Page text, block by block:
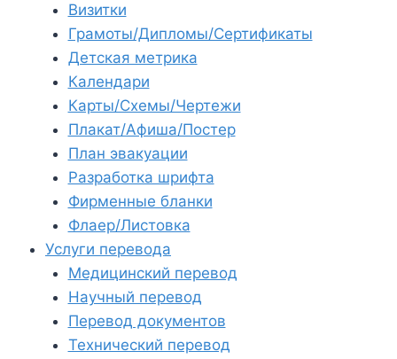
Визитки
Грамоты/Дипломы/Сертификаты
Детская метрика
Календари
Карты/Схемы/Чертежи
Плакат/Афиша/Постер
План эвакуации
Разработка шрифта
Фирменные бланки
Флаер/Листовка
Услуги перевода
Медицинский перевод
Научный перевод
Перевод документов
Технический перевод